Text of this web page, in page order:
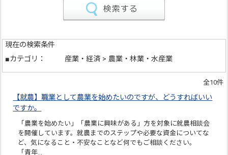
現在の検索条件
■カテゴリ：
産業・経済 > 農業・林業・水産業
全10件
【就農】職業として農業を始めたいのですが、どうすればいい
ですか。
「農業を始めたい」「農業に興味がある」方を対象に就農相談会
を開催しています。就農までのステップや必要な資金についてな
ど、気になること・不安なことなど何でもご相談ください。
「青年…